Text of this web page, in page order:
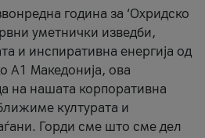
година за ‘Охридско
уметнички изведби,
и инспиративна енергија од
A1 Македонија, ова
на нашата корпоративна
културата и
Горди сме што сме дел